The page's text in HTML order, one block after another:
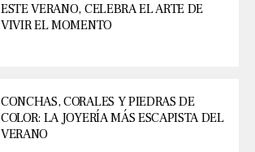
ESTE VERANO, CELEBRA EL ARTE DE
VIVIR EL MOMENTO
CONCHAS, CORALES Y PIEDRAS DE
COLOR: LA JOYERÍA MÁS ESCAPISTA DEL
VERANO